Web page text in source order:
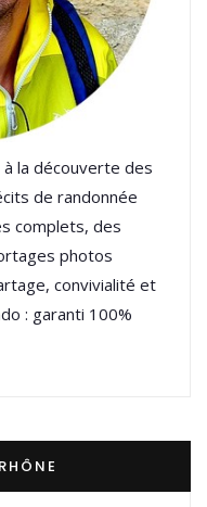
la découverte des
de randonnée
complets, des
photos
convivialité et
: garanti 100%